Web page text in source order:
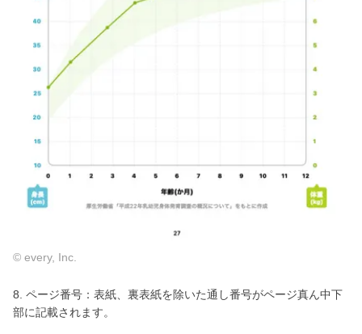
© every, Inc.
8. ページ番号：表紙、裏表紙を除いた通し番号がページ真ん中下
部に記載されます。